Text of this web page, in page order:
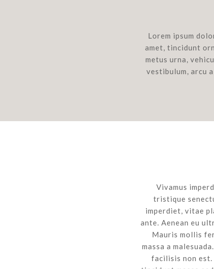
Lorem ipsum
amet, tincidunt
metus urna,
vestibulum, arcu
Vivamus
tristique
imperdiet, vitae
ante. Aenean eu
Mauris mollis
massa a
facilisis non